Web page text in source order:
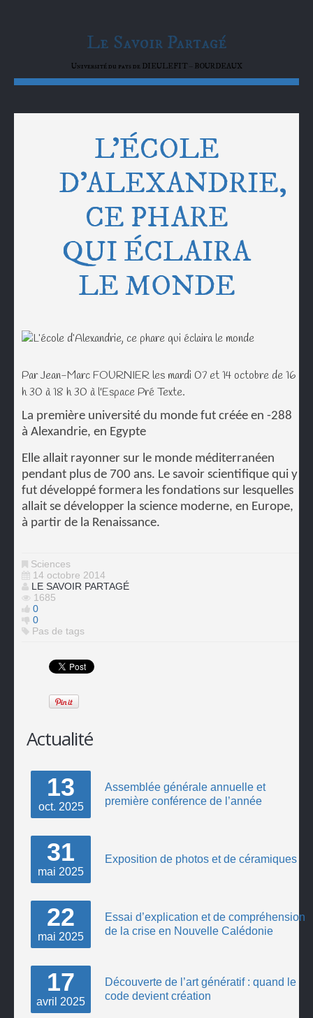
Le Savoir Partagé
Université du pays de DIEULEFIT – BOURDEAUX
L’ÉCOLE
D’ALEXANDRIE,
CE PHARE
QUI ÉCLAIRA
LE MONDE
Par Jean-Marc FOURNIER les mardi 07 et 14 octobre de 16
h 30 à 18 h 30 à l'Espace Pré Texte.
La première université du monde fut créée en -288
à Alexandrie, en Egypte
Elle allait rayonner sur le monde méditerranéen
pendant plus de 700 ans. Le savoir scientifique qui y
fut développé formera les fondations sur lesquelles
allait se développer la science moderne, en Europe,
à partir de la Renaissance.
Sciences
14 octobre 2014
LE SAVOIR PARTAGÉ
1685
0
0
Pas de tags
Actualité
13
oct. 2025
Assemblée générale annuelle et
première conférence de l’année
31
mai 2025
Exposition de photos et de céramiques
22
mai 2025
Essai d’explication et de compréhension
de la crise en Nouvelle Calédonie
17
avril 2025
Découverte de l’art génératif : quand le
code devient création